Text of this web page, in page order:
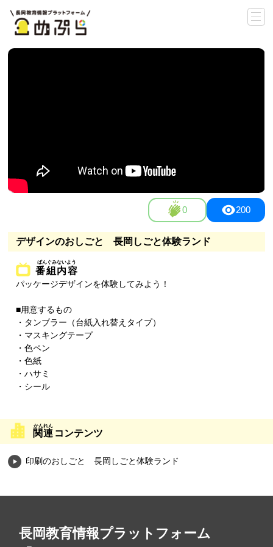
0 200
デザインのおしごと 長岡しごと体験ランド
番組内容
パッケージデザインを体験してみよう！
■用意するもの
・タンブラー（台紙入れ替えタイプ）
・マスキングテープ
・色ペン
・色紙
・ハサミ
・シール
関連 コンテンツ
印刷のおしごと 長岡しごと体験ランド
長岡教育情報プラットフォーム